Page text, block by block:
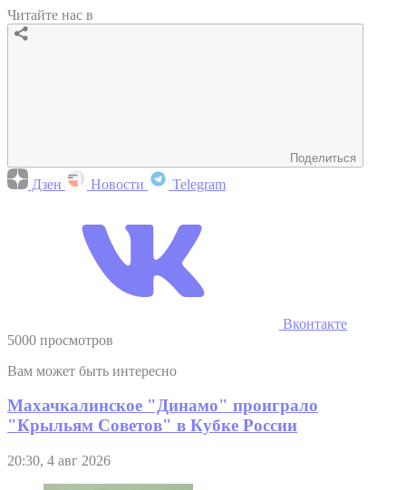
Читайте нас в
Поделиться
Дзен Новости Telegram
Вконтакте
5000 просмотров
Вам может быть интересно
Махачкалинское "Динамо" проиграло
"Крыльям Советов" в Кубке России
20:30, 4 авг 2026